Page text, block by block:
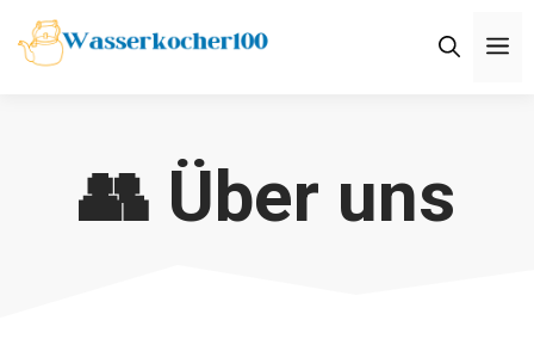
Zum
Inhalt
👥 Über uns